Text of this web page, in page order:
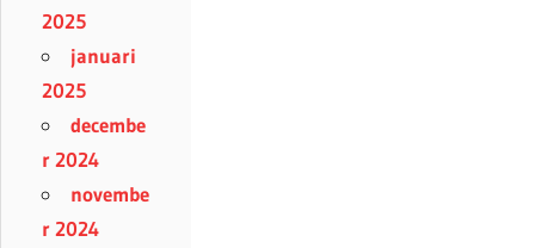
2025
januari
2025
decembe
r 2024
novembe
r 2024